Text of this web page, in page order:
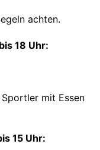
achten.
18 Uhr:
mit Essen
15 Uhr: